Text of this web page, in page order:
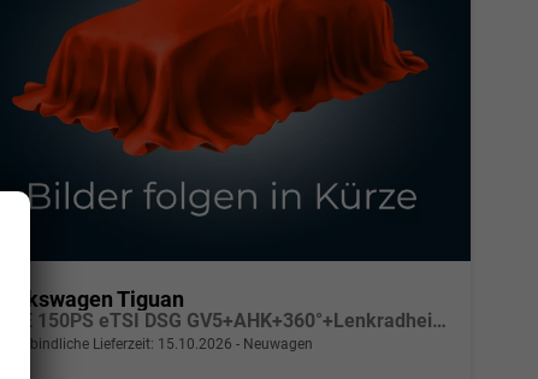
Volkswagen Tiguan
LIFE 150PS eTSI DSG GV5+AHK+360°+Lenkradheiz+IQ.Drive+ACC+App+eHeck+LED
unverbindliche Lieferzeit: 15.10.2026 Neuwagen